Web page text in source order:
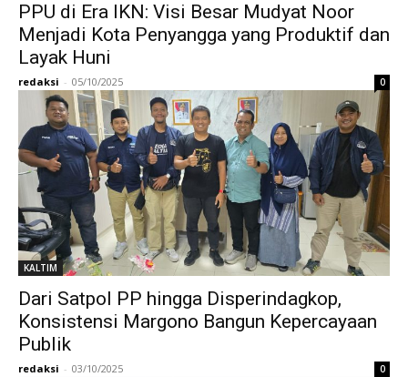
PPU di Era IKN: Visi Besar Mudyat Noor
Menjadi Kota Penyangga yang Produktif dan
Layak Huni
redaksi - 05/10/2025 0
KALTIM
Dari Satpol PP hingga Disperindagkop,
Konsistensi Margono Bangun Kepercayaan
Publik
redaksi - 03/10/2025 0